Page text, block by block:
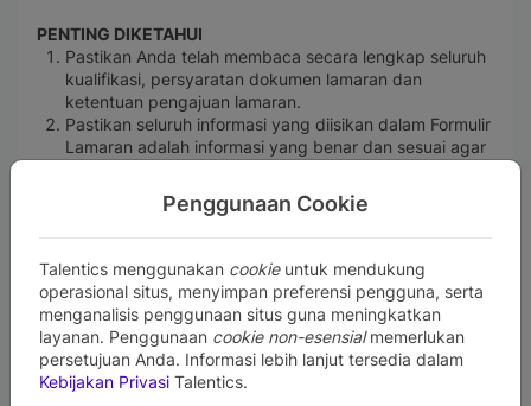
Penggunaan Cookie
Talentics menggunakan cookieuntuk mendukung
operasional situs, menyimpan preferensi pengguna, serta
menganalisis penggunaan situs guna meningkatkan
layanan. Penggunaan cookie non-esensialmemerlukan
persetujuan Anda. Informasi lebih lanjut tersedia dalam
Kebijakan Privasi Talentics.
PENTING DIKETAHUI
Pastikan Anda telah membaca secara lengkap seluruh
kualifikasi, persyaratan dokumen lamaran dan
ketentuan pengajuan lamaran.
Pastikan seluruh informasi yang diisikan dalam Formulir
Lamaran adalah informasi yang benar dan sesuai agar
Pastikan tautan Dokumen Lamaran dan tautan Sosial
Media yang dicantumkan pada saat mengisi Formulir
Lamarantidak dikunci dan telah diatur untuk dapat
diakses oleh siapun yang memiliki
link -nya.
Informasi lanjutan mengenai tahapan seleksi hanya
akan disampaikan melalui email resmi BPJS Kesehatan
dengan domain @bpjs-kesehatan.go.id dan/atau
domain @talentics.id. Pastikan untuk mengecek folder
inbox/spam/junk email secara rutin/berkala.
Setiap tahapan rekrutmen BPJS Kesehatan